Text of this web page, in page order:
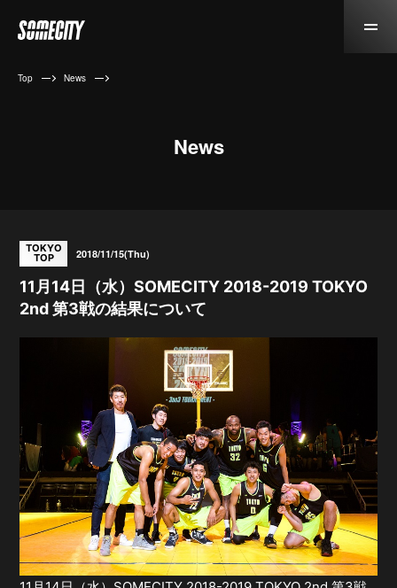
Top News
News
TOKYO
TOP 2018/11/15(Thu)
11月14日（水）SOMECITY 2018-2019 TOKYO
2nd 第3戦の結果について